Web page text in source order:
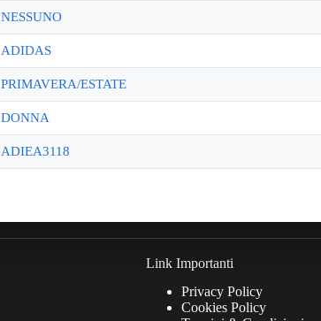
NESSUNO
ADIDAS
PRIMAVERA/ESTATE
DONNA
ADIEA3118
Link Importanti
Privacy Policy
Cookies Policy